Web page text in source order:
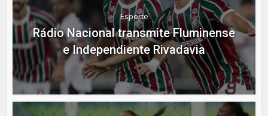
Esporte
Rádio Nacional transmite Fluminense
e Independiente Rivadavia